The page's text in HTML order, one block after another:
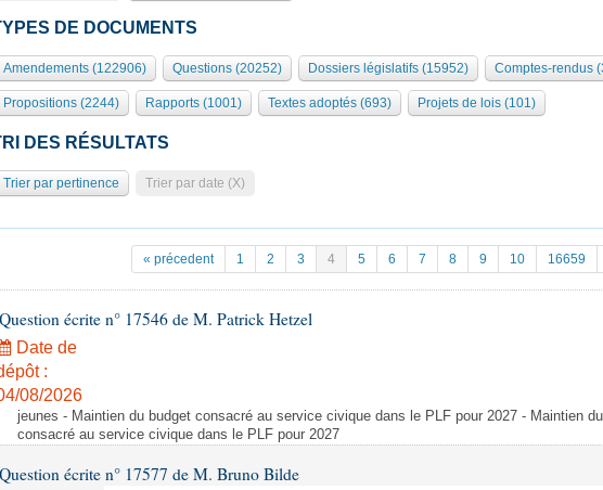
DE DOCUMENTS
Amendements (122906) Questions (20252) Dossiers législatifs (15952) Comptes-rendus
Propositions (2244) Rapports (1001) Textes adoptés (693) Projets de lois (101)
DES RÉSULTATS
Trier par pertinence Trier par date (X)
« précedent 1 2 3 4 5 6 7 8 9 10 16659
Question écrite n° 17546 de M. Patrick Hetzel
Date de
:
08/2026
jeunes - Maintien du budget consacré au service civique dans le PLF pour 2027 - Maintien
consacré au service civique dans le PLF pour 2027
Question écrite n° 17577 de M. Bruno Bilde